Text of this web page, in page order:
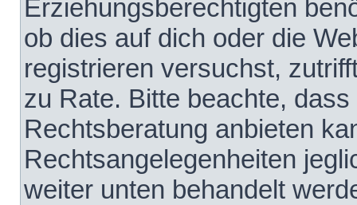
Erziehungsberechtigten
ob dies auf dich oder die
registrieren versuchst,
zu Rate. Bitte beachte,
Rechtsberatung anbieten
Rechtsangelegenheiten
weiter unten behandelt